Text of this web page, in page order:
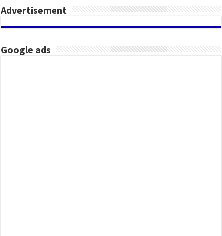
Advertisement
Google ads